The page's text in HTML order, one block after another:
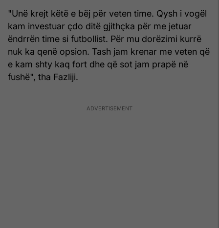
"Unë krejt këtë e bëj për veten time. Qysh i vogël
kam investuar çdo ditë gjithçka për me jetuar
ëndrrën time si futbollist. Për mu dorëzimi kurrë
nuk ka qenë opsion. Tash jam krenar me veten që
e kam shty kaq fort dhe që sot jam prapë në
fushë", tha Fazliji.